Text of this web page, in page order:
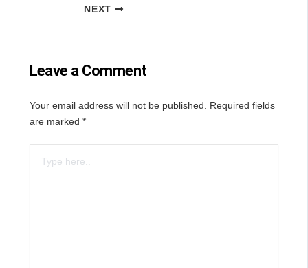
NEXT
Leave a Comment
Your email address will not be published.
Required fields
are marked *
here..